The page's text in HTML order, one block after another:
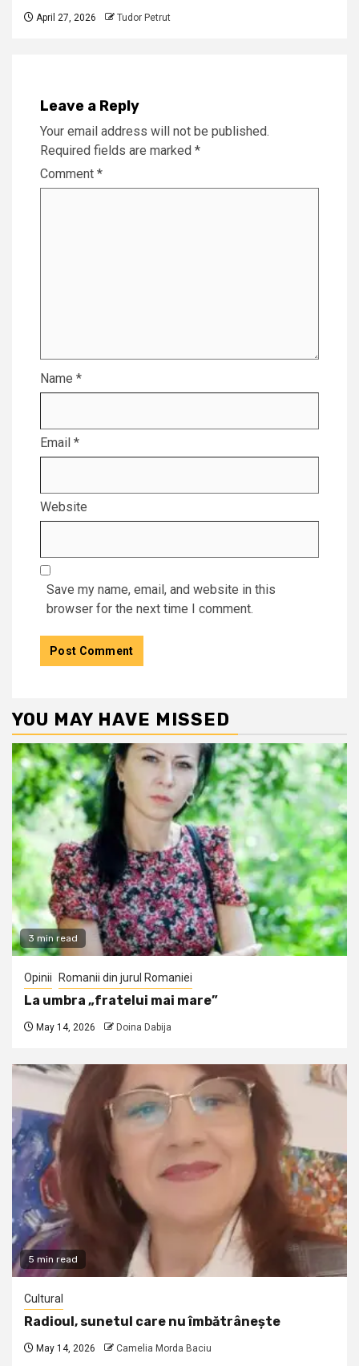
April 27, 2026 Tudor Petrut
Leave a Reply
Your email address will not be published.
Required fields are marked *
Comment *
Name *
Email *
Website
Save my name, email, and website in this
browser for the next time I comment.
YOU MAY HAVE MISSED
3 min read
Opinii Romanii din jurul Romaniei
La umbra „fratelui mai mare”
May 14, 2026 Doina Dabija
5 min read
Cultural
Radioul, sunetul care nu îmbătrânește
May 14, 2026 Camelia Morda Baciu